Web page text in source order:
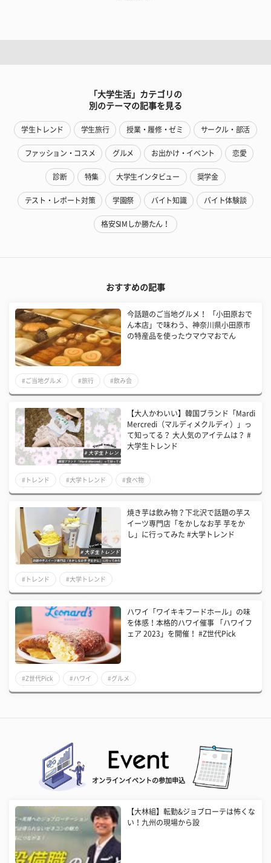
「大学生活」カテゴリの
別のテーマの記事を見る
学生トレンド 学生旅行 授業・履修・ゼミ サークル・部活
ファッション・コスメ グルメ お出かけ・イベント 恋愛
診断 特集 大学生インタビュー 奨学金
テスト・レポート対策 学園祭 バイト知識 バイト体験談
格安SIMしか勝たん！
おすすめの記事
今話題のご当地グルメ！ 「小田原おで
ん本店」で味わう、神奈川県小田原市
の特産品を使ったウマウマおでん
#ご当地グルメ #旅行 #飲み会
【大人かわいい】韓国ブランド「Mardi
Mercredi（マルディメクルディ）」っ
て知ってる？ 大人気のアイテムは？ #
大学生トレンド
#トレンド #大学トレンド #食べ物
焼き芋は飲み物？下北沢で話題の芋ス
イーツ専門店「をかしなお芋 芋をか
し」に行ってみた #大学トレンド
#トレンド #大学トレンド
ハワイ「ワイキキフードホール」の味
を体感！本格的ハワイ催事 「ハワイフ
ェア 2023」を開催！ #Z世代Pick
#Z世代Pick #ハワイ #グルメ
オンラインイベントの参加申込
【大林組】転勤&ジョブローテは怖くな
い！九州の現場から設